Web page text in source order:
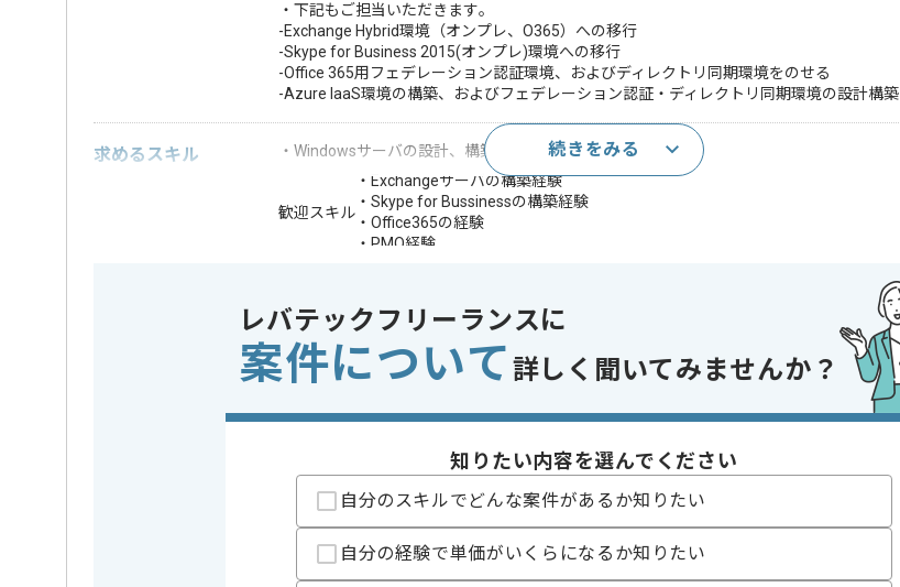
・下記もご担当いただきます｡
-Exchange Hybrid環境（オンプレ、O365）への移行
-Skype for Business 2015(オンプレ)環境への移行
-Office 365用フェデレーション認証環境、およびディレクトリ同期環境をのせる
-Azure IaaS環境の構築、およびフェデレーション認証・ディレクトリ同期環境の設計構築
求めるスキル ・Windowsサーバの設計、構築経験
歓迎スキル
・Exchangeサーバの構築経験
・Skype for Bussinessの構築経験
・Office365の経験
・PMO経験
この案件で扱う技術 OS
Windows Server
クラウド
Office 365
精算条件
有
支払いサイト
15日
続きをみる
レバテックフリーランスに
案件について 詳しく聞いてみませんか？
知りたい内容を選んでください
自分のスキルでどんな案件があるか知りたい
自分の経験で単価がいくらになるか知りたい